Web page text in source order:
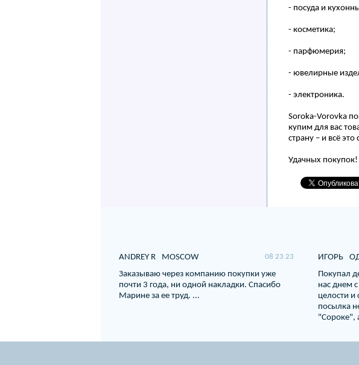
- посуда и
- косметика;
- парфюмерия;
- ювелирные
- электроника.
Soroka-Vorovka
купим для вас
страну – и всё
Удачных покупок!
ANDREY R MOSCOW 08 23 23
Заказываю через компанию покупки уже
почти 3 года, ни одной накладки. Спасибо
Марине за ее труд. ...
ИГОРЬ
Покупал
нас днем
целости и
посылка
"Сороке",